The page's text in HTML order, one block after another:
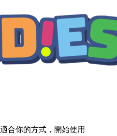
合你的方式，開始使用